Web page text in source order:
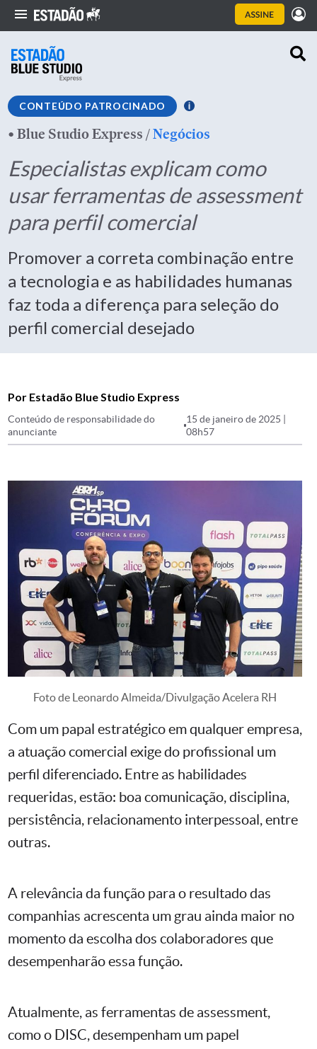
CONTEÚDO PATROCINADO
•Blue Studio Express/Negócios
Especialistas explicam como
usar ferramentas de assessment
para perfil comercial
Promover a correta combinação entre
a tecnologia e as habilidades humanas
faz toda a diferença para seleção do
perfil comercial desejado
Por Estadão Blue Studio Express
Conteúdo de responsabilidade do
anunciante
15 de janeiro de 2025 |
08h57
Foto de Leonardo Almeida/Divulgação Acelera RH
Com um papal estratégico em qualquer empresa,
a atuação comercial exige do profissional um
perfil diferenciado. Entre as habilidades
requeridas, estão: boa comunicação, disciplina,
persistência, relacionamento interpessoal, entre
outras.
A relevância da função para o resultado das
companhias acrescenta um grau ainda maior no
momento da escolha dos colaboradores que
desempenharão essa função.
Atualmente, as ferramentas de assessment,
como o DISC, desempenham um papel